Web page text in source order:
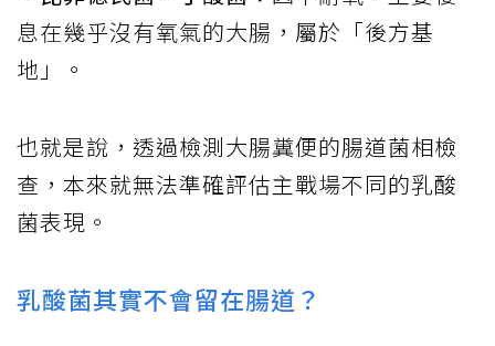
息在幾乎沒有氧氣的大腸，屬於「後方基
地」。
也就是說，透過檢測大腸糞便的腸道菌相檢
查，本來就無法準確評估主戰場不同的乳酸
菌表現。
乳酸菌其實不會留在腸道？